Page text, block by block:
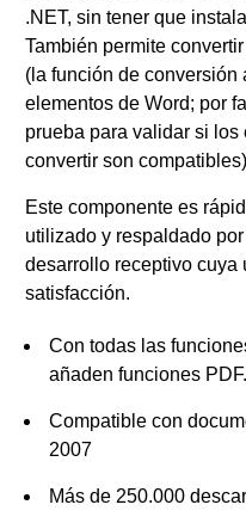
.NET, sin tener que
También permite
(la función de conversión
elementos de Word; por
prueba para validar si
convertir son
Este componente es
utilizado y respaldado
desarrollo receptivo cuya
satisfacción.
Con todas las
añaden funciones PDF.
Compatible con
2007
Más de 250.000